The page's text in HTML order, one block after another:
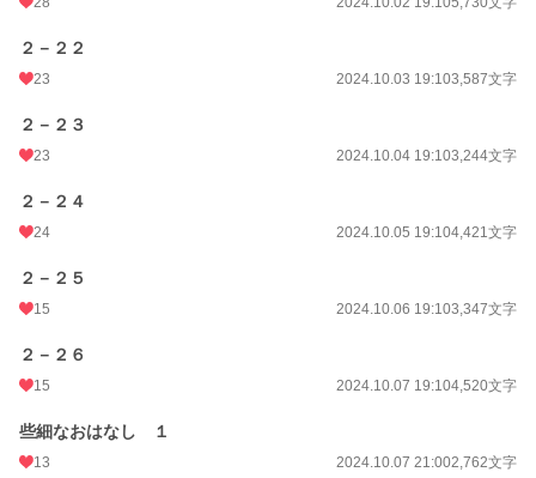
２－２２
23 2024.10.03 19:103,587文字
２－２３
23 2024.10.04 19:103,244文字
２－２４
24 2024.10.05 19:104,421文字
２－２５
15 2024.10.06 19:103,347文字
２－２６
15 2024.10.07 19:104,520文字
些細なおはなし １
13 2024.10.07 21:002,762文字